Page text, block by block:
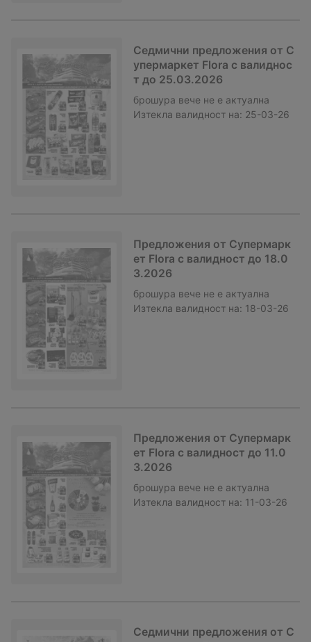
Седмични предложения от С
упермаркет Flora с валиднос
т до 25.03.2026
брошура вече не е актуална
Изтекла валидност на: 25-03-26
Предложения от Супермарк
ет Flora с валидност до 18.0
3.2026
брошура вече не е актуална
Изтекла валидност на: 18-03-26
Предложения от Супермарк
ет Flora с валидност до 11.0
3.2026
брошура вече не е актуална
Изтекла валидност на: 11-03-26
Седмични предложения от С